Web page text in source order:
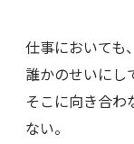
仕事においても
誰かのせいにし
そこに向き合わ
ない。